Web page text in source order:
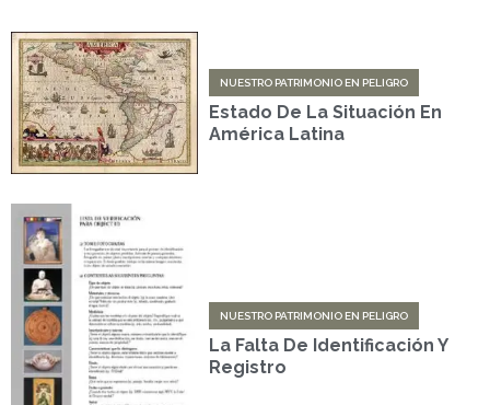
NUESTRO PATRIMONIO EN PELIGRO
Estado De La Situación En
América Latina
NUESTRO PATRIMONIO EN PELIGRO
La Falta De Identificación Y
Registro